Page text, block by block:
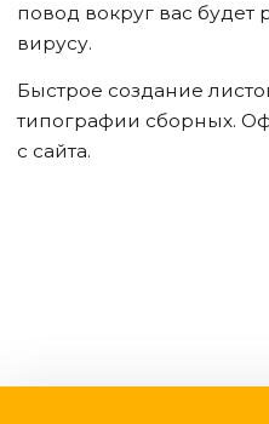
повод вокруг вас будет
вирусу.
Быстрое создание
типографии сборных.
с сайта.